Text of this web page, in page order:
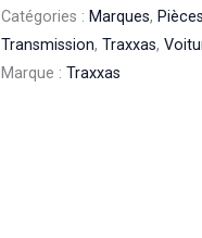
Flasque
De
Differentiel
Catégories : Marques,
Transmission,Traxxas,
Marque :Traxxas